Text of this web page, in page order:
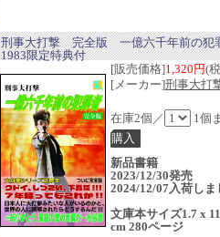
刑事大打撃 完全版 一億六千年前の犯
1983限定特典付
[販売価格]1,320円(
[メーカー]刑事大打
在庫2個／ 1個
新品書籍
2023/12/30発売
2024/12/07入荷しま
文庫本サイズ1.7 x
cm 280ページ